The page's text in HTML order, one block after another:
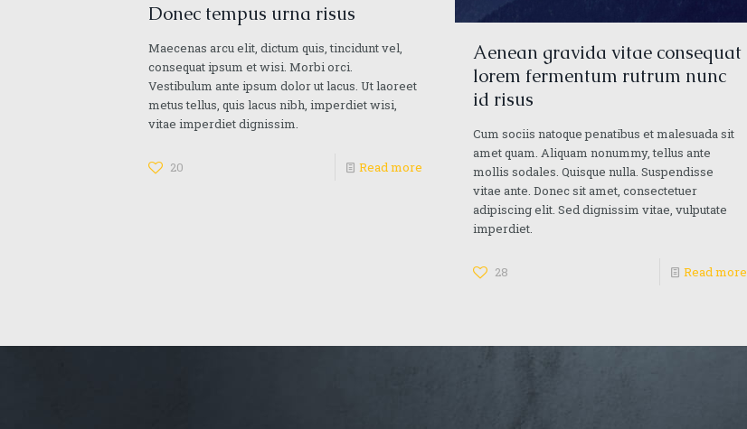
Donec tempus urna risus
Maecenas arcu elit, dictum quis, tincidunt vel,
consequat ipsum et wisi. Morbi orci.
Vestibulum ante ipsum dolor ut lacus. Ut laoreet
metus tellus, quis lacus nibh, imperdiet wisi,
vitae imperdiet dignissim.
20 Read more
Aenean gravida vitae consequat
lorem fermentum rutrum nunc
id risus
Cum sociis natoque penatibus et malesuada sit
amet quam. Aliquam nonummy, tellus ante
mollis sodales. Quisque nulla. Suspendisse
vitae ante. Donec sit amet, consectetuer
adipiscing elit. Sed dignissim vitae, vulputate
imperdiet.
28 Read more